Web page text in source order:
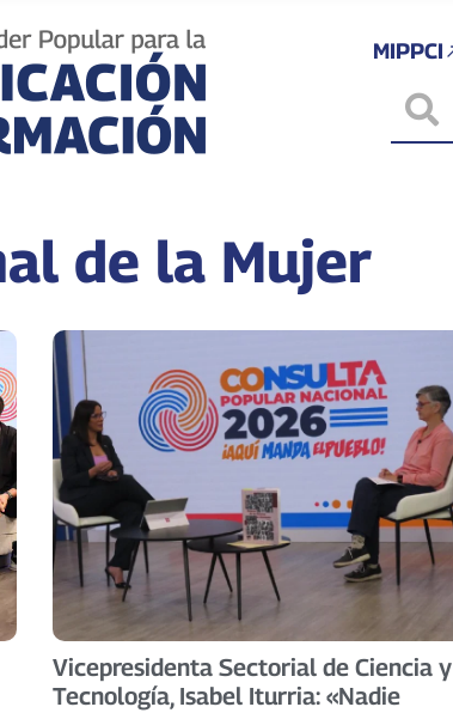
MIPPCI
de la Mujer
Vicepresidenta Sectorial de Ciencia y
Tecnología, Isabel Iturria: «Nadie